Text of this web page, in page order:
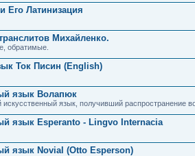
Его Латинизация
Михайленко.
обратимые.
Ток Писин (English)
язык Волапюк
язык, получивший распространение
язык Esperanto - Lingvo Internacia
язык Novial (Otto Esperson)